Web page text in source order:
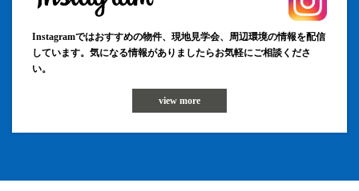
Instagramではおすすめの物件、現地見学会、周辺環境の情報を配信
しています。気になる情報がありましたらお気軽にご相談くださ
い。
view more